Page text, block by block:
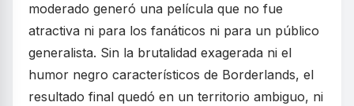
moderado generó una película que no fue
atractiva ni para los fanáticos ni para un público
generalista. Sin la brutalidad exagerada ni el
humor negro característicos de Borderlands, el
resultado final quedó en un territorio ambiguo, ni